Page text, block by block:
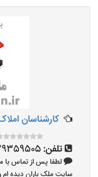
کارشناسان
تلفن:
لطفا پس از تماس با